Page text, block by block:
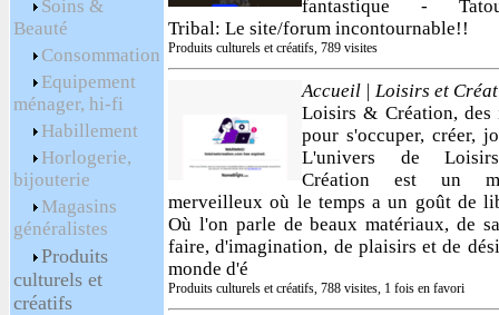
Soins &
Beauté
Consommation
Equipement
ménager, hi-fi
Habillement
Horlogerie,
bijouterie
Magasins
généralistes
Produits
culturels et
créatifs
fantastique -
Tribal: Le site/forum incontournable!!
Produits culturels et créatifs, 789 visites
Accueil | Loisirs et
Loisirs & Création, des
pour s'occuper, créer,
L'univers de
Création est un
merveilleux où le temps a un goût de
Où l'on parle de beaux matériaux, de
faire, d'imagination, de plaisirs et de
monde d'é
Produits culturels et créatifs, 788 visites, 1 fois en favori